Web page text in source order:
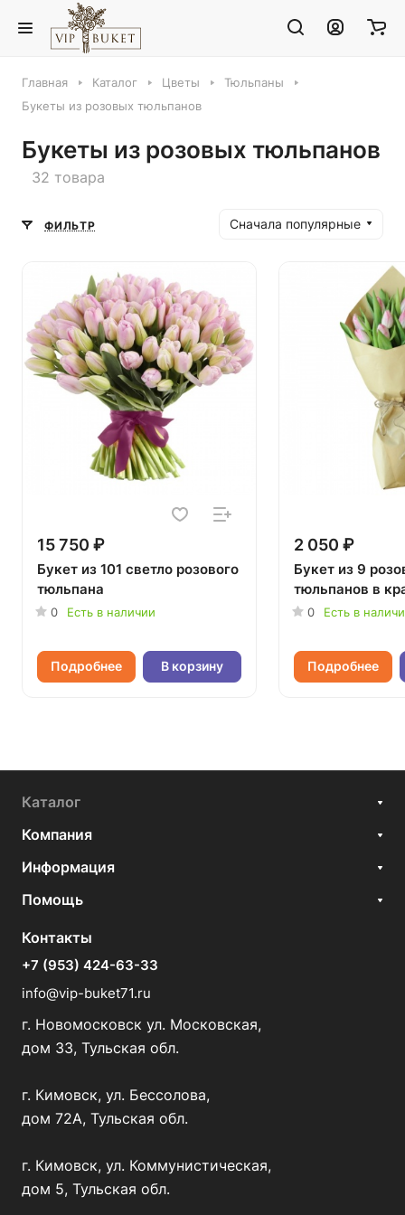
Главная Каталог Цветы
Тюльпаны
Букеты из розовых тюльпанов
Букеты из розовых тюльпанов
32 товара
ФИЛЬТР Сначала популярные
15 750 ₽
Букет из 101 светло розового
тюльпана
0 Есть в наличии
Подробнее В корзину
2 050 ₽
Букет из 9
тюльпанов в
0 Есть в
Подробнее
Каталог
Компания
Информация
Помощь
Контакты
+7 (953) 424-63-33
info@vip-buket71.ru
г. Новомосковск ул. Московская,
дом 33, Тульская обл.
г. Кимовск, ул. Бессолова,
дом 72А, Тульская обл.
г. Кимовск, ул. Коммунистическая,
дом 5, Тульская обл.